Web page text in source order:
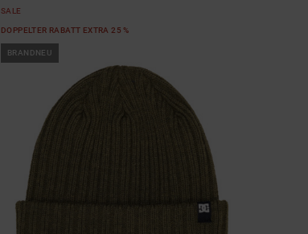
SALE
DOPPELTER RABATT EXTRA 25 %
BRANDNEU